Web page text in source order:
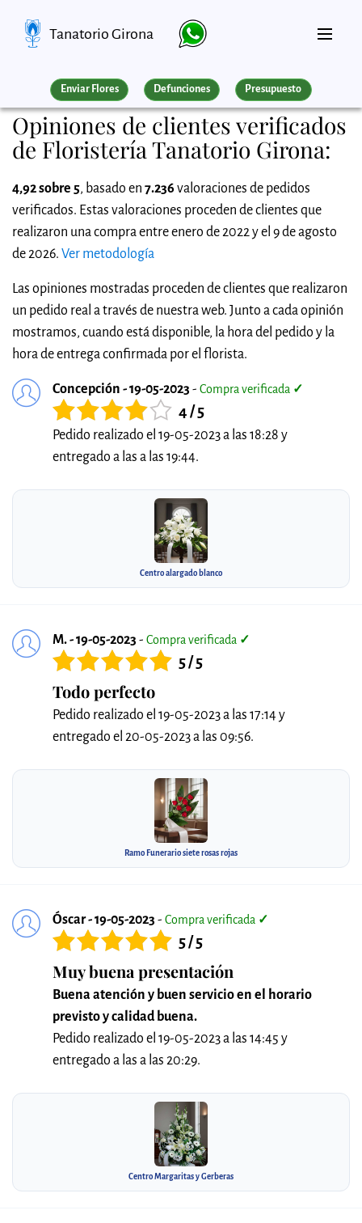
Tanatorio Girona
Enviar Flores Defunciones Presupuesto
Opiniones de clientes verificados
de Floristería Tanatorio Girona:
4,92 sobre 5, basado en 7.236 valoraciones de pedidos
verificados. Estas valoraciones proceden de clientes que
realizaron una compra entre enero de 2022 y el 9 de agosto
de 2026. Ver metodología
Las opiniones mostradas proceden de clientes que realizaron
un pedido real a través de nuestra web. Junto a cada opinión
mostramos, cuando está disponible, la hora del pedido y la
hora de entrega confirmada por el florista.
Concepción - 19-05-2023 - Compra verificada ✓
4 / 5
Pedido realizado el 19-05-2023 a las 18:28 y
entregado a las a las 19:44.
Centro alargado blanco
M. - 19-05-2023 - Compra verificada ✓
5 / 5
Todo perfecto
Pedido realizado el 19-05-2023 a las 17:14 y
entregado el 20-05-2023 a las 09:56.
Ramo Funerario siete rosas rojas
Óscar - 19-05-2023 - Compra verificada ✓
5 / 5
Muy buena presentación
Buena atención y buen servicio en el horario
previsto y calidad buena.
Pedido realizado el 19-05-2023 a las 14:45 y
entregado a las a las 20:29.
Centro Margaritas y Gerberas